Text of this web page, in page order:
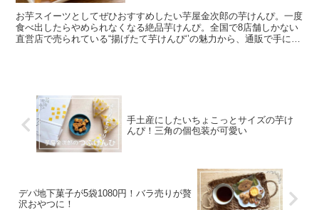
お芋スイーツとしてぜひおすすめしたい芋屋金次郎の芋けんぴ。一度
食べ出したらやめられなくなる絶品芋けんぴ。全国で8店舗しかない
直営店で売られている“揚げたて芋けんぴ‘’の魅力から、通販で手に入
手土産にしたいちょこっとサイズの芋け
んぴ！三角の個包装が可愛い
デパ地下菓子が5袋1080円！バラ売りが贅
沢おやつに！